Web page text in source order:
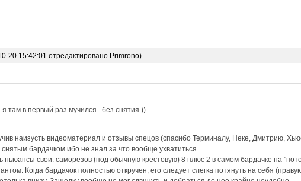
20 15:42:01 отредактировано Primrono)
там в первый раз мучился...без снятия ))
наизусть видеоматериал и отзывы спецов (спасибо Терминалу, Неке, Дмитрию,
бардачком ибо не знал за что вообще ухватиться.
ньюансы свои: саморезов (под обычную крестовую) 8 плюс 2 в самом бардачке на
Когда бардачок полностью откручен, его следует слегка потянуть на себя